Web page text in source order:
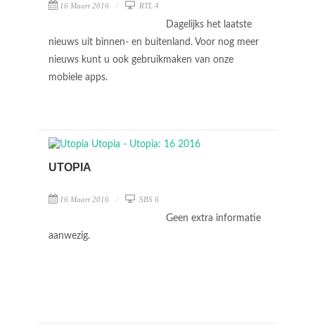
16 Maart 2016 RTL 4
Dagelijks het laatste
nieuws uit binnen- en buitenland. Voor nog meer
nieuws kunt u ook gebruikmaken van onze
mobiele apps.
UTOPIA
16 Maart 2016 SBS 6
Geen extra informatie
aanwezig.